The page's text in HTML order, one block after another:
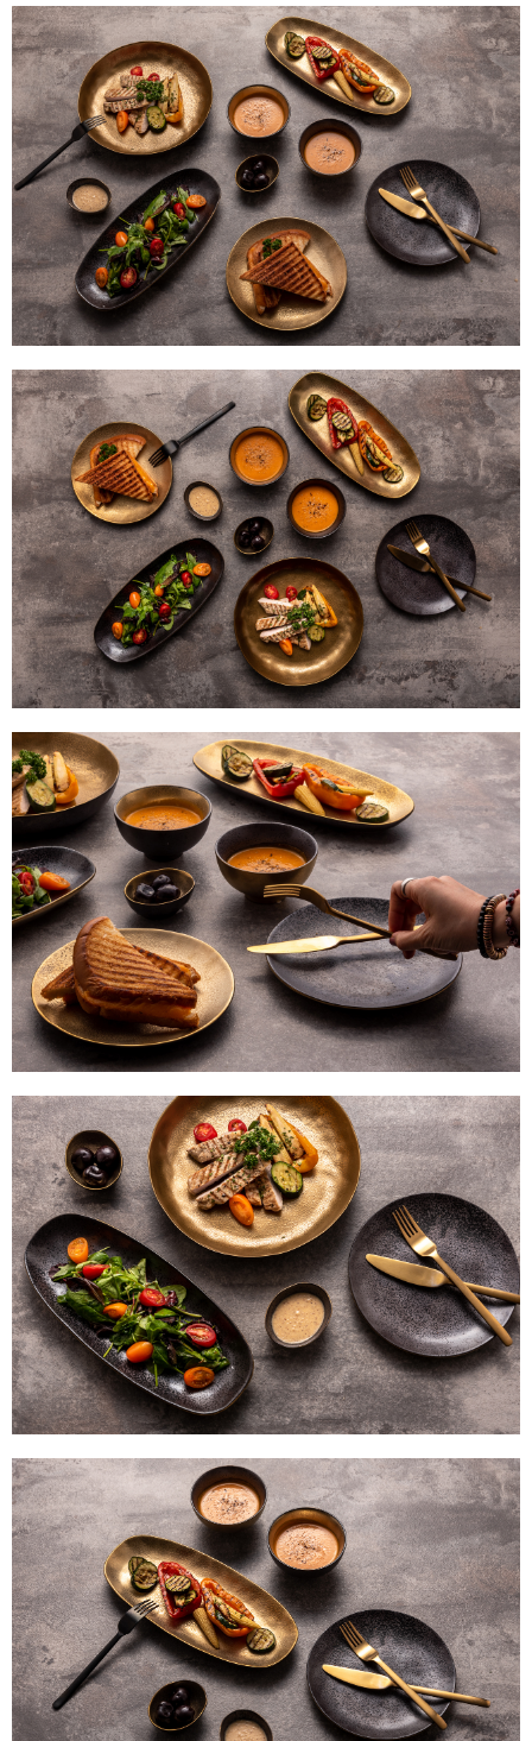
※ 請注意：結帳手續完成當下不需立刻繳費，但若您需要取消訂單，請聯絡
購買商品的店家。未經商家同意取消之訂單仍視為有效，需透過AFTEE先享
後付繳納相關費用。
※ 交易是否成功請以「AFTEE先享後付 」之結帳頁面顯示為準，若有關於
是否繳費成功／繳費後需取消欲退款等相關疑問，請聯繫「AFTEE先享後付
客戶支援中心」https://netprotections.freshdesk.com/support/home
【注意事項】
１．透過由恩沛科技股份有限公司提供之「AFTEE先享後付」服務完成之交
易，需依本服務之必要範圍內提供個人資料，並將交易相關給付款項請求債
權轉讓予恩沛科技股份有限公司。
２．關於個人資料處理事宜，請瀏覽以下網址：
https://aftee.tw/terms/#terms3
３．未成年的使用者請事先徵得法定代理人或監護人之同意方可使用
「AFTEE先享後付」，若未經同意申辦者引起之損失，本公司不負相關責
任。
時審查核予不同之上限額度；若仍有額度不足之情形，本公司將視審查結果
請求用戶進行身份認證。
５．嚴禁一人註冊多個帳號或使用他人資訊註冊。若發現惡意使用之情形，
恩沛科技股份有限公司將有權停止該用戶之使用額度並採取法律行動。
宅配
每筆NT$100，滿NT$1,500(含以上)免運費
順豐速運 查看運費